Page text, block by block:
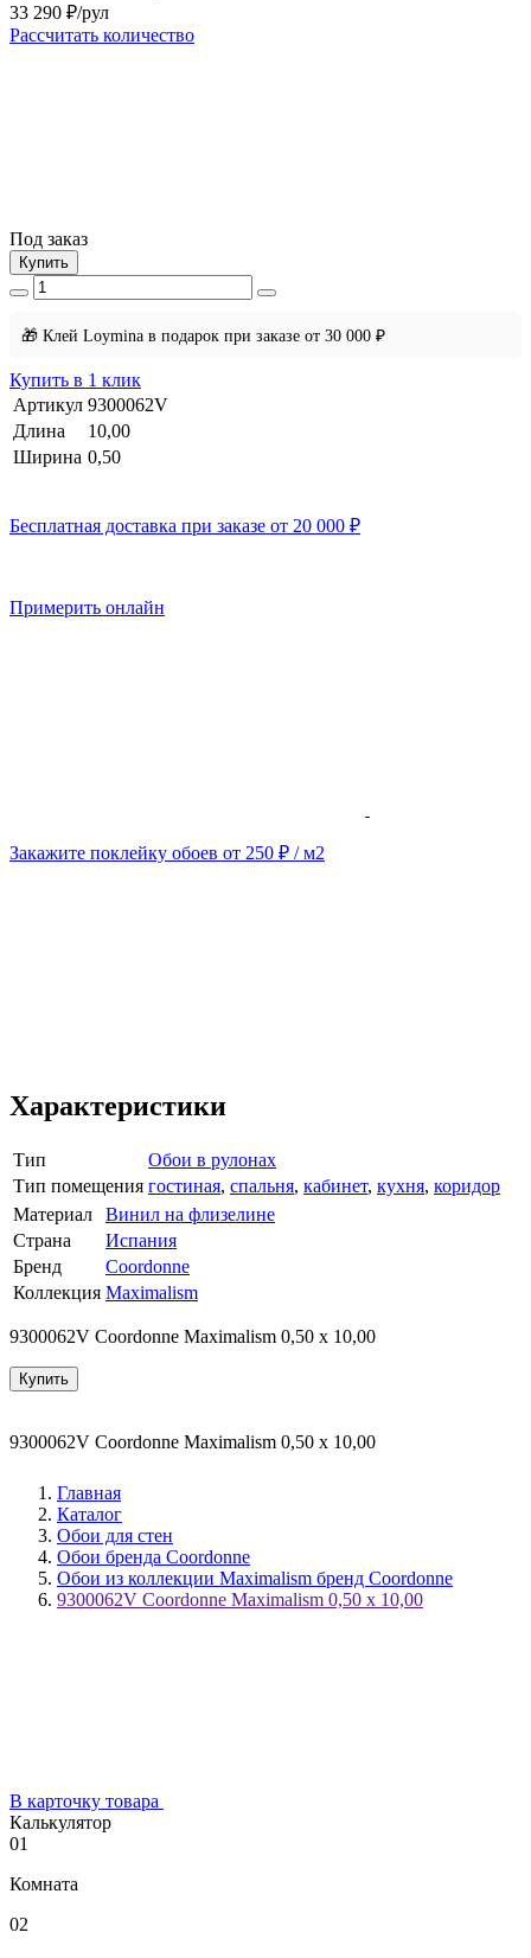
33 290 ₽/рул
Рассчитать количество
Под заказ
Купить
🎁 Клей Loymina в подарок при заказе от 30 000 ₽
Купить в 1 клик
Артикул 9300062V
Длина
10,00
Ширина 0,50
Бесплатная доставка при заказе от 20 000 ₽
Примерить онлайн
Закажите поклейку обоев от 250 ₽ / м2
Характеристики
Тип
Обои в рулонах
Тип помещения гостиная, спальня, кабинет, кухня, коридор
Материал
Винил на флизелине
Страна
Испания
Бренд
Coordonne
Коллекция Maximalism
9300062V Coordonne Maximalism 0,50 х 10,00
Купить
9300062V Coordonne Maximalism 0,50 х 10,00
Главная
Каталог
Обои для стен
Обои бренда Coordonne
Обои из коллекции Maximalism бренд Coordonne
9300062V Coordonne Maximalism 0,50 х 10,00
В карточку товара
Калькулятор
01
Комната
02